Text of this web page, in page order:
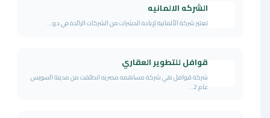
الشركه الالمانيه
تعتبر شركة الألمانية لإبادة الحشرات من الشركات الرائدة في دو...
قوافل للتطوير العقاري
شركة قوافل هي شركة مساهمه مصريه انطلقت من مدينة السويس
عام 2...